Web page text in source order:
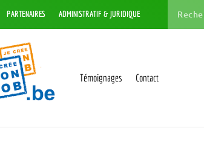
PARTENAIRES ADMINISTRATIF & JURIDIQUE
Témoignages Contact